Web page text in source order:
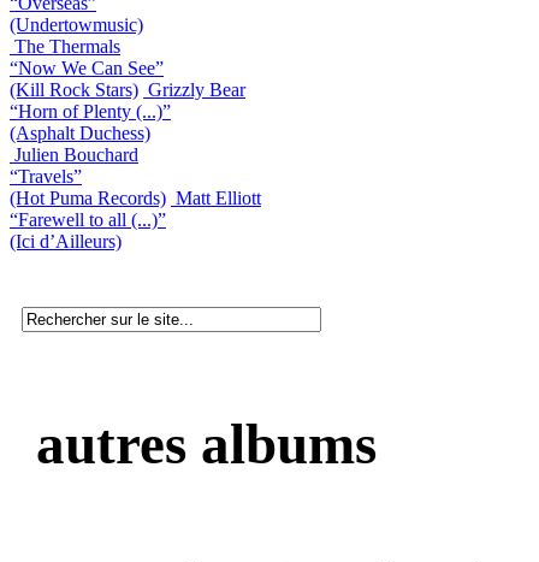
(Undertowmusic)
The Thermals
“Now We Can See”
(Kill Rock Stars) Grizzly Bear
“Horn of Plenty (...)”
(Asphalt Duchess)
Julien Bouchard
“Travels”
(Hot Puma Records) Matt Elliott
“Farewell to all (...)”
(Ici d’Ailleurs)
autres albums